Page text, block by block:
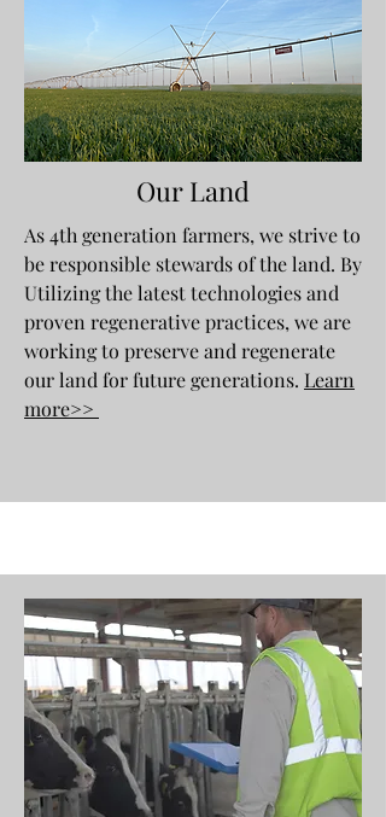
Our Land
As 4th generation farmers, we strive to
be responsible stewards of the land. By
Utilizing the latest technologies and
proven regenerative practices, we are
working to preserve and regenerate
our land for future generations. Learn
more>>